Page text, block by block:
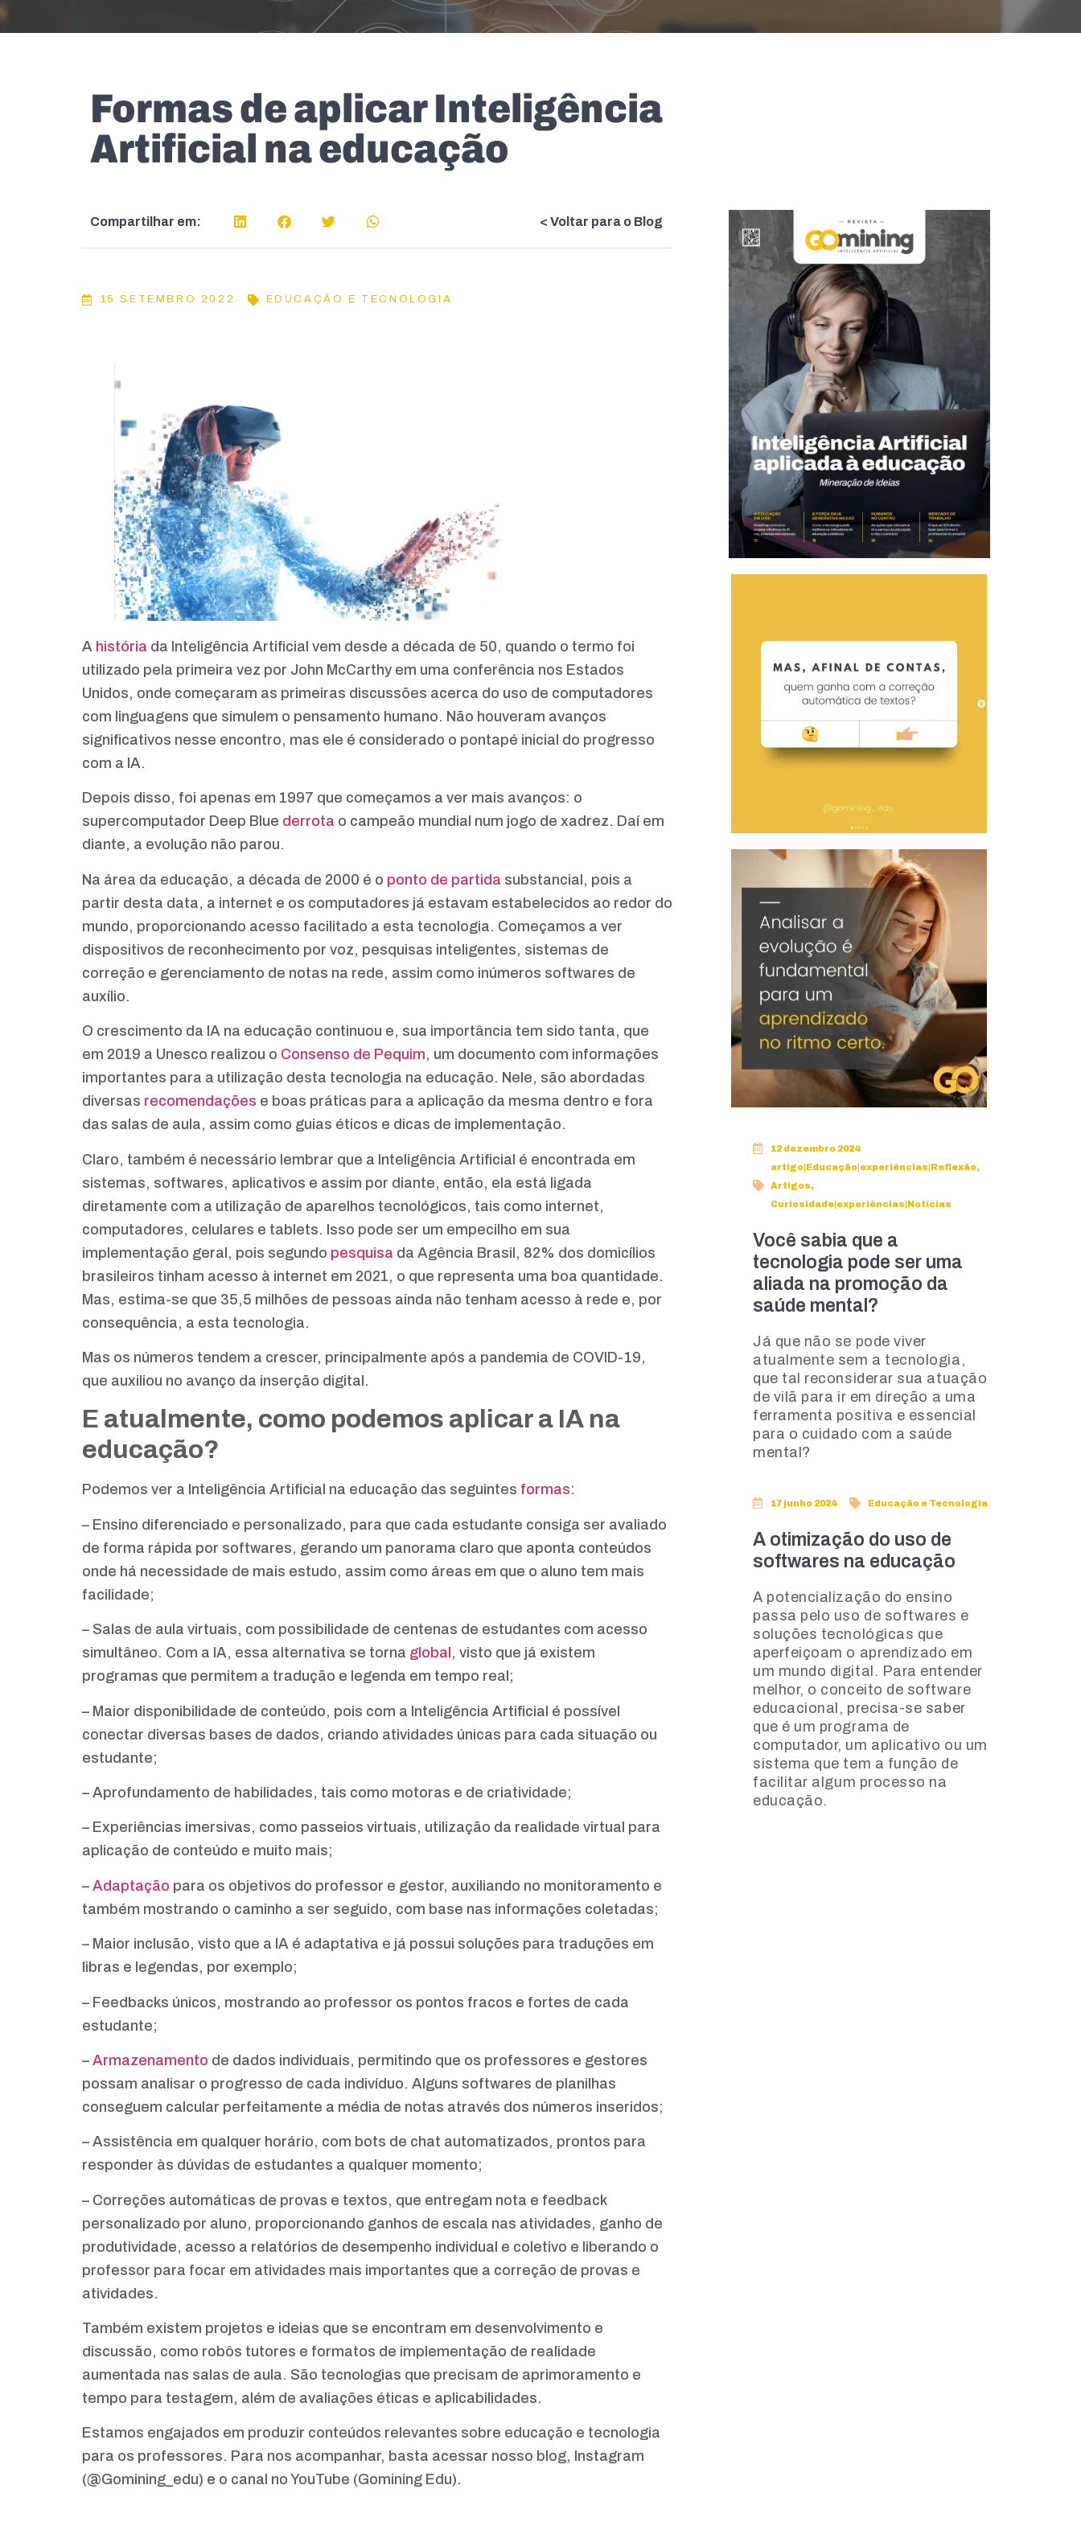
Formas de aplicar Inteligência
Artificial na educação
Compartilhar em: < Voltar para o Blog
15 SETEMBRO 2022 EDUCAÇÃO E TECNOLOGIA
A história da Inteligência Artificial vem desde a década de 50, quando o termo foi
utilizado pela primeira vez por John McCarthy em uma conferência nos Estados
Unidos, onde começaram as primeiras discussões acerca do uso de computadores
com linguagens que simulem o pensamento humano. Não houveram avanços
significativos nesse encontro, mas ele é considerado o pontapé inicial do progresso
com a IA.
Depois disso, foi apenas em 1997 que começamos a ver mais avanços: o
supercomputador Deep Blue derrota o campeão mundial num jogo de xadrez. Daí em
diante, a evolução não parou.
Na área da educação, a década de 2000 é o ponto de partida substancial, pois a
partir desta data, a internet e os computadores já estavam estabelecidos ao redor do
mundo, proporcionando acesso facilitado a esta tecnologia. Começamos a ver
dispositivos de reconhecimento por voz, pesquisas inteligentes, sistemas de
correção e gerenciamento de notas na rede, assim como inúmeros softwares de
auxílio.
O crescimento da IA na educação continuou e, sua importância tem sido tanta, que
em 2019 a Unesco realizou o Consenso de Pequim, um documento com informações
importantes para a utilização desta tecnologia na educação. Nele, são abordadas
diversas recomendações e boas práticas para a aplicação da mesma dentro e fora
das salas de aula, assim como guias éticos e dicas de implementação.
Claro, também é necessário lembrar que a Inteligência Artificial é encontrada em
sistemas, softwares, aplicativos e assim por diante, então, ela está ligada
diretamente com a utilização de aparelhos tecnológicos, tais como internet,
computadores, celulares e tablets. Isso pode ser um empecilho em sua
implementação geral, pois segundo pesquisa da Agência Brasil, 82% dos domicílios
brasileiros tinham acesso à internet em 2021, o que representa uma boa quantidade.
Mas, estima-se que 35,5 milhões de pessoas ainda não tenham acesso à rede e, por
consequência, a esta tecnologia.
Mas os números tendem a crescer, principalmente após a pandemia de COVID-19,
que auxiliou no avanço da inserção digital.
E atualmente, como podemos aplicar a IA na
educação?
Podemos ver a Inteligência Artificial na educação das seguintes formas:
– Ensino diferenciado e personalizado, para que cada estudante consiga ser avaliado
de forma rápida por softwares, gerando um panorama claro que aponta conteúdos
onde há necessidade de mais estudo, assim como áreas em que o aluno tem mais
facilidade;
– Salas de aula virtuais, com possibilidade de centenas de estudantes com acesso
simultâneo. Com a IA, essa alternativa se torna global , visto que já existem
programas que permitem a tradução e legenda em tempo real;
– Maior disponibilidade de conteúdo, pois com a Inteligência Artificial é possível
conectar diversas bases de dados, criando atividades únicas para cada situação ou
estudante;
– Aprofundamento de habilidades, tais como motoras e de criatividade;
– Experiências imersivas, como passeios virtuais, utilização da realidade virtual para
aplicação de conteúdo e muito mais;
– Adaptação para os objetivos do professor e gestor, auxiliando no monitoramento e
também mostrando o caminho a ser seguido, com base nas informações coletadas;
– Maior inclusão, visto que a IA é adaptativa e já possui soluções para traduções em
libras e legendas, por exemplo;
– Feedbacks únicos, mostrando ao professor os pontos fracos e fortes de cada
estudante;
– Armazenamento de dados individuais, permitindo que os professores e gestores
possam analisar o progresso de cada indivíduo. Alguns softwares de planilhas
conseguem calcular perfeitamente a média de notas através dos números inseridos;
– Assistência em qualquer horário, com bots de chat automatizados, prontos para
responder às dúvidas de estudantes a qualquer momento;
– Correções automáticas de provas e textos, que entregam nota e feedback
personalizado por aluno, proporcionando ganhos de escala nas atividades, ganho de
produtividade, acesso a relatórios de desempenho individual e coletivo e liberando o
professor para focar em atividades mais importantes que a correção de provas e
atividades.
Também existem projetos e ideias que se encontram em desenvolvimento e
discussão, como robôs tutores e formatos de implementação de realidade
aumentada nas salas de aula. São tecnologias que precisam de aprimoramento e
tempo para testagem, além de avaliações éticas e aplicabilidades.
Estamos engajados em produzir conteúdos relevantes sobre educação e tecnologia
para os professores. Para nos acompanhar, basta acessar nosso blog, Instagram
(@Gomining_edu) e o canal no YouTube (Gomining Edu).
12 dezembro 2024
artigo|Educação|experiências|Reflexão,
Artigos,
Curiosidade|experiências|Notícias
Você sabia que a
tecnologia pode ser uma
aliada na promoção da
saúde mental?
Já que não se pode viver
atualmente sem a tecnologia,
que tal reconsiderar sua atuação
de vilã para ir em direção a uma
ferramenta positiva e essencial
para o cuidado com a saúde
mental?
17 junho 2024 Educação e Tecnologia
A otimização do uso de
softwares na educação
A potencialização do ensino
passa pelo uso de softwares e
soluções tecnológicas que
aperfeiçoam o aprendizado em
um mundo digital. Para entender
melhor, o conceito de software
educacional, precisa-se saber
que é um programa de
computador, um aplicativo ou um
sistema que tem a função de
facilitar algum processo na
educação.